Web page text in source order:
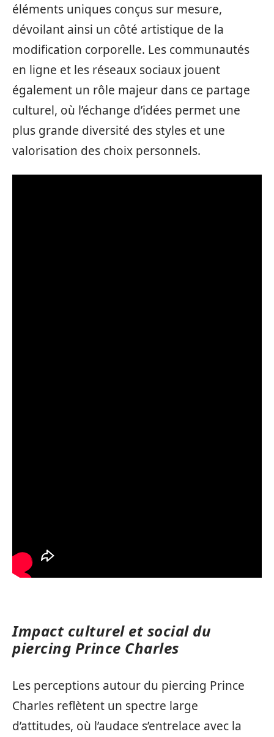
éléments uniques conçus sur mesure,
dévoilant ainsi un côté artistique de la
modification corporelle. Les communautés
en ligne et les réseaux sociaux jouent
également un rôle majeur dans ce partage
culturel, où l’échange d’idées permet une
plus grande diversité des styles et une
valorisation des choix personnels.
Impact culturel et social du
piercing Prince Charles
Les perceptions autour du piercing Prince
Charles reflètent un spectre large
d’attitudes, où l’audace s’entrelace avec la